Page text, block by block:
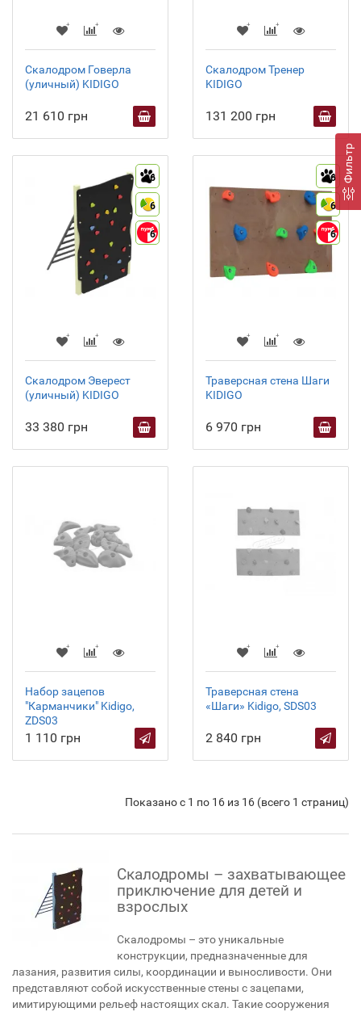
Фильтр
Скалодром Говерла
(уличный) KIDIGO
21 610 грн
Скалодром Тренер
KIDIGO
131 200 грн
6
6
6
Скалодром Эверест
(уличный) KIDIGO
33 380 грн
6
6
6
Траверсная стена Шаги
KIDIGO
6 970 грн
Набор зацепов
"Карманчики" Kidigo,
ZDS03
1 110 грн
Траверсная стена
«Шаги» Kidigo, SDS03
2 840 грн
Показано с 1 по 16 из 16 (всего 1 страниц)
Скалодромы – захватывающее
приключение для детей и
взрослых
Скалодромы – это уникальные
конструкции, предназначенные для
лазания, развития силы, координации и выносливости. Они
представляют собой искусственные стены с зацепами,
имитирующими рельеф настоящих скал. Такие сооружения